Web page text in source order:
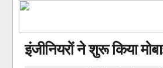
इंजीनियरों ने शुरू किया